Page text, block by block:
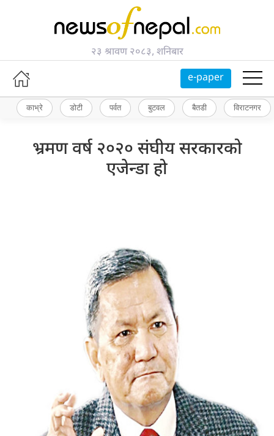
२३ श्रावण २०८३, शनिबार
e-paper
काभ्रे डोटी पर्वत बुटवल बैतडी विराटनगर
भ्रमण वर्ष २०२० संघीय सरकारको
एजेन्डा हो